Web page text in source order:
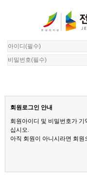
회원로그인 안내
회원아이디 및 비밀번호가
십시오.
아직 회원이 아니시라면 회